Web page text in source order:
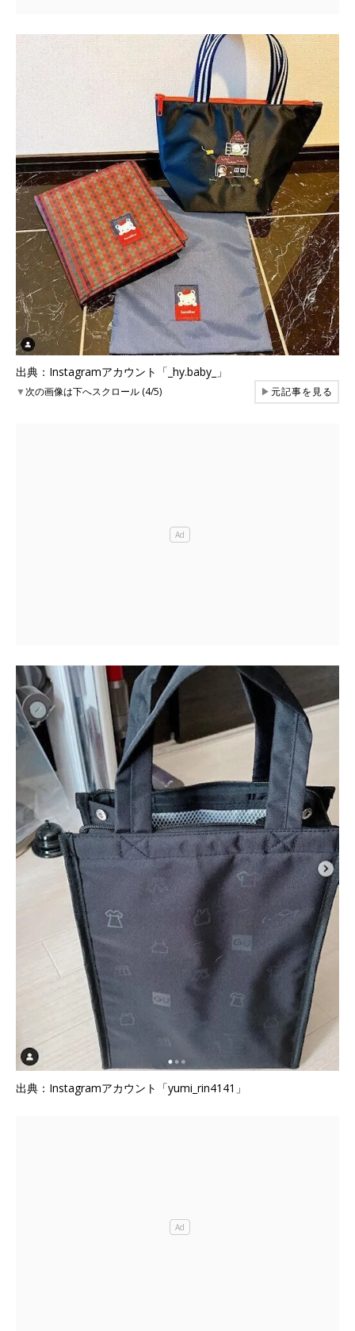
出典：Instagramアカウント「_hy.baby_」
▼次の画像は下へスクロール (4/5) ▶元記事を見る
出典：Instagramアカウント「yumi_rin4141」